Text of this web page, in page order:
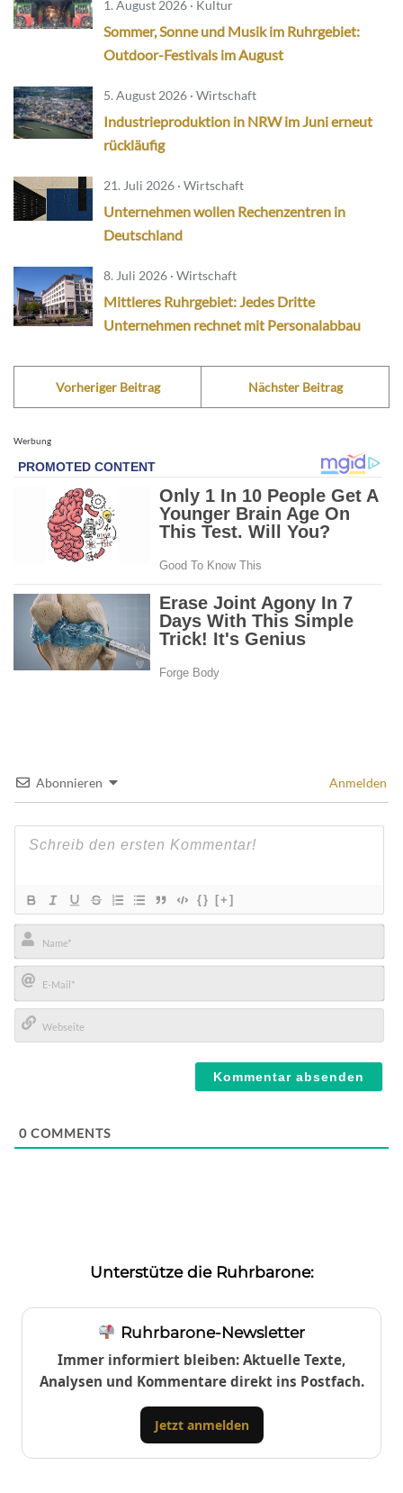
1. August 2026 · Kultur
Sommer, Sonne und Musik im Ruhrgebiet:
Outdoor-Festivals im August
5. August 2026 · Wirtschaft
Industrieproduktion in NRW im Juni erneut
rückläufig
21. Juli 2026 · Wirtschaft
Unternehmen wollen Rechenzentren in
Deutschland
8. Juli 2026 · Wirtschaft
Mittleres Ruhrgebiet: Jedes Dritte
Unternehmen rechnet mit Personalabbau
Vorheriger Beitrag Nächster Beitrag
Werbung
Abonnieren Anmelden
{} [+]
Name*
E-
Mail*
0 COMMENTS
Unterstütze die Ruhrbarone:
Ruhrbarone-Newsletter
Immer informiert bleiben: Aktuelle Texte,
Analysen und Kommentare direkt ins Postfach.
Jetzt anmelden